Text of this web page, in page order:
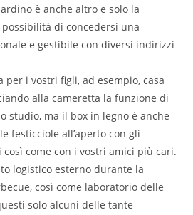
è anche altro e solo la
di concedersi una
e gestibile con diversi indirizzi
per i vostri figli, ad esempio, casa
alla cameretta la funzione di
studio, ma il box in legno è anche
festicciole all’aperto con gli
come con i vostri amici più cari.
logistico esterno durante la
così come laboratorio delle
solo alcuni delle tante